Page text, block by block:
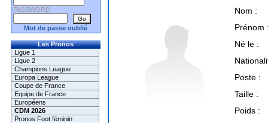
PASSWORD
Mot de passe oublié
Les Pronos
Ligue 1
Ligue 2
Champions League
Europa League
Coupe de France
Equipe de France
Européens
CDM 2026
Pronos Foot féminin
Nom :
Prénom
Né le :
Poste :
Taille :
Poids :